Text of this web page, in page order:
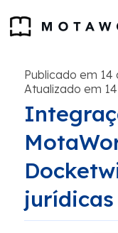
Publicado em
Atualizado em